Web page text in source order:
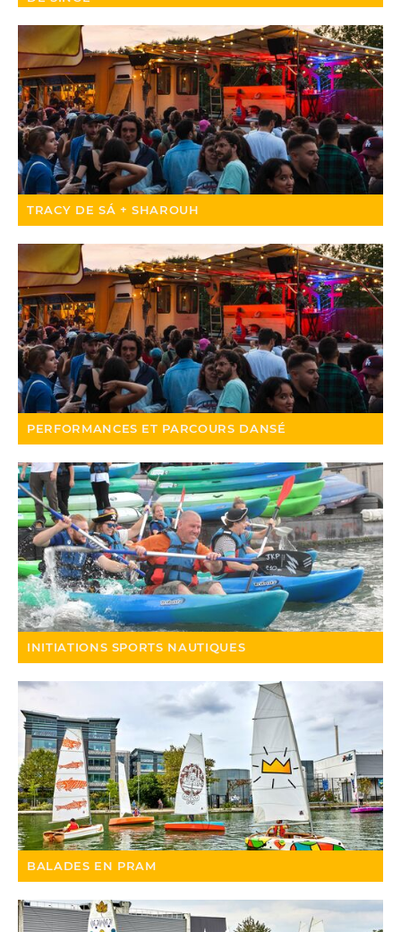
TRACY DE SÁ + SHAROUH
PERFORMANCES ET PARCOURS DANSÉ
INITIATIONS SPORTS NAUTIQUES
BALADES EN PRAM